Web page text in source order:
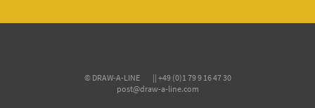
© DRAW-A-LINE || +49 (0)1 79 9 16 47 30
post@draw-a-line.com